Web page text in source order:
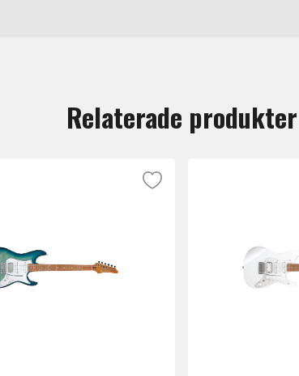
för professionella musiker som kräver
25,5" skallängd, vilket ger en direkt attack
medan den tredelade roasted maple-
för snabb och kontrollerad spelteknik.
stall med string-thru-body-konstruktion
Coil aktiva humbuckers med tre olika
Relaterade produkter